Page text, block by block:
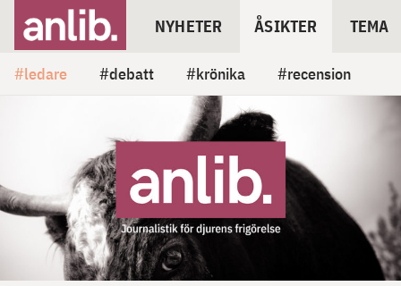
NYHETER ÅSIKTER TEMA
ledare debatt krönika recension